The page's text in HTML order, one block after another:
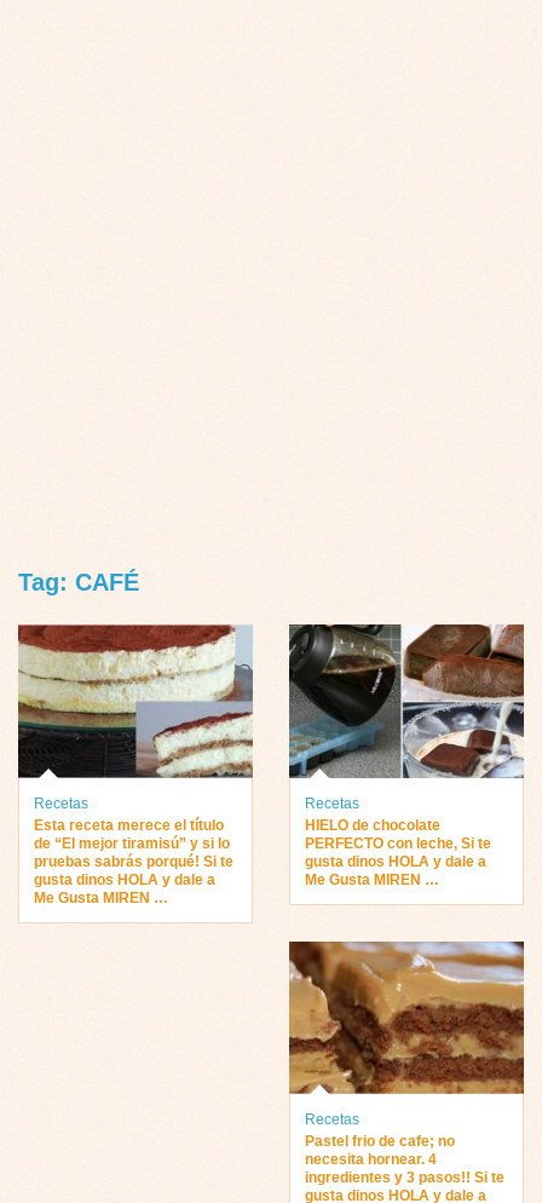
Tag: CAFÉ
Recetas
Esta receta merece el título
de “El mejor tiramisú” y si lo
pruebas sabrás porqué! Si te
gusta dinos HOLA y dale a
Me Gusta MIREN …
Recetas
HIELO de chocolate
PERFECTO con leche, Si te
gusta dinos HOLA y dale a
Me Gusta MIREN …
Recetas
Pastel frio de cafe; no
necesita hornear. 4
ingredientes y 3 pasos!! Si te
gusta dinos HOLA y dale a